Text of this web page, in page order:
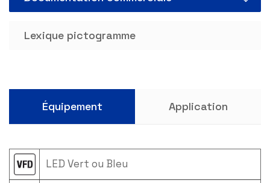
Lexique pictogramme
Équipement Application
LED Vert ou Bleu